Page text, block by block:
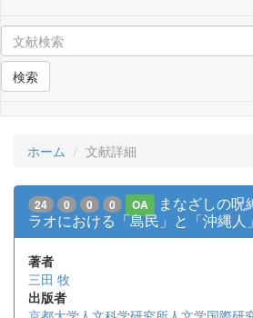
検索
ホーム 文献詳細
24 0 0 0 OA
まなざしの呪
ラオにおける「島民」と「沖縄人
著者
三田 牧
出版者